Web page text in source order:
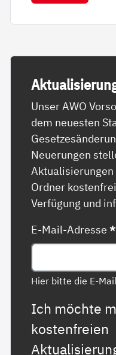
Unser AWO
dem neuesten
Neuerungen
Aktualisierungen
Ordner
Verfügung und
E-Mail-Adresse*
Hier bitte die E-
Ich möchte
kostenfreien